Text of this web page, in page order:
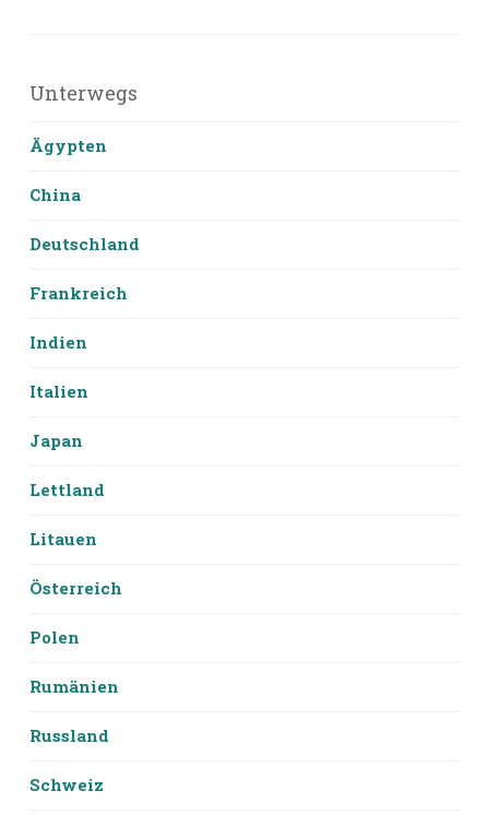
Unterwegs
Ägypten
China
Deutschland
Frankreich
Indien
Italien
Japan
Lettland
Litauen
Österreich
Polen
Rumänien
Russland
Schweiz